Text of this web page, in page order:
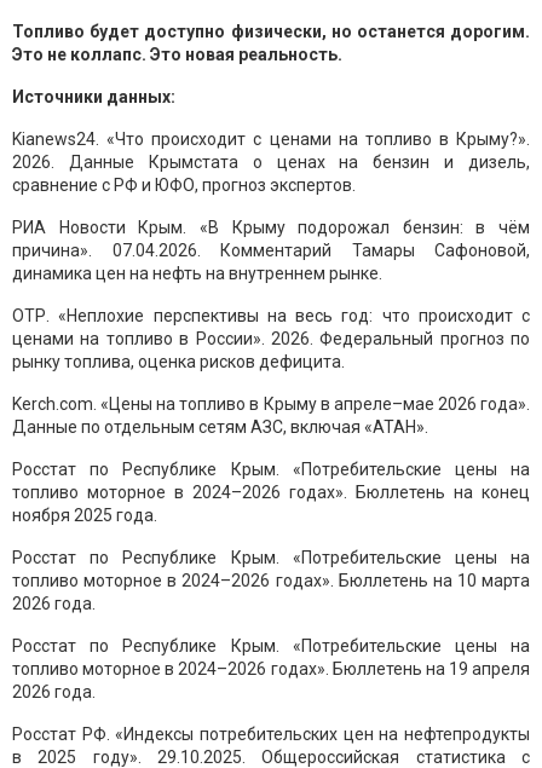
Топливо будет доступно физически, но останется дорогим.
Это не коллапс. Это новая реальность.
Источники данных:
Kianews24. «Что происходит с ценами на топливо в Крыму?».
2026. Данные Крымстата о ценах на бензин и дизель,
сравнение с РФ и ЮФО, прогноз экспертов.
РИА Новости Крым. «В Крыму подорожал бензин: в чём
причина». 07.04.2026. Комментарий Тамары Сафоновой,
динамика цен на нефть на внутреннем рынке.
ОТР. «Неплохие перспективы на весь год: что происходит с
ценами на топливо в России». 2026. Федеральный прогноз по
рынку топлива, оценка рисков дефицита.
Kerch.com. «Цены на топливо в Крыму в апреле–мае 2026 года».
Данные по отдельным сетям АЗС, включая «АТАН».
Росстат по Республике Крым. «Потребительские цены на
топливо моторное в 2024–2026 годах». Бюллетень на конец
ноября 2025 года.
Росстат по Республике Крым. «Потребительские цены на
топливо моторное в 2024–2026 годах». Бюллетень на 10 марта
2026 года.
Росстат по Республике Крым. «Потребительские цены на
топливо моторное в 2024–2026 годах». Бюллетень на 19 апреля
2026 года.
Росстат РФ. «Индексы потребительских цен на нефтепродукты
в 2025 году». 29.10.2025. Общероссийская статистика с